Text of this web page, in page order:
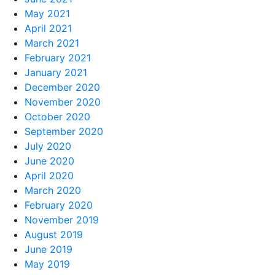
May 2021
April 2021
March 2021
February 2021
January 2021
December 2020
November 2020
October 2020
September 2020
July 2020
June 2020
April 2020
March 2020
February 2020
November 2019
August 2019
June 2019
May 2019